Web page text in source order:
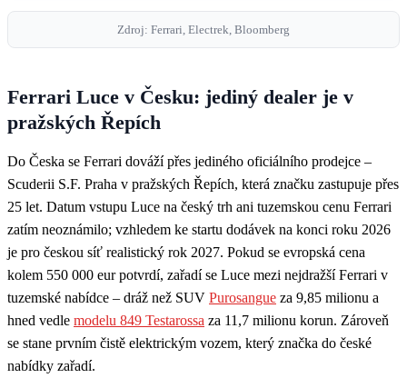
Zdroj: Ferrari, Electrek, Bloomberg
Ferrari Luce v Česku: jediný dealer je v
pražských Řepích
Do Česka se Ferrari dováží přes jediného oficiálního prodejce –
Scuderii S.F. Praha v pražských Řepích, která značku zastupuje přes
25 let. Datum vstupu Luce na český trh ani tuzemskou cenu Ferrari
zatím neoznámilo; vzhledem ke startu dodávek na konci roku 2026
je pro českou síť realistický rok 2027. Pokud se evropská cena
kolem 550 000 eur potvrdí, zařadí se Luce mezi nejdražší Ferrari v
tuzemské nabídce – dráž než SUV Purosangue za 9,85 milionu a
hned vedle modelu 849 Testarossa za 11,7 milionu korun. Zároveň
se stane prvním čistě elektrickým vozem, který značka do české
nabídky zařadí.